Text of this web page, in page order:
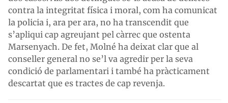
contra la integritat física i moral, com ha comunicat
la policia i, ara per ara, no ha transcendit que
s’apliqui cap agreujant pel càrrec que ostenta
Marsenyach. De fet, Molné ha deixat clar que al
conseller general no se’l va agredir per la seva
condició de parlamentari i també ha pràcticament
descartat que es tractes de cap revenja.